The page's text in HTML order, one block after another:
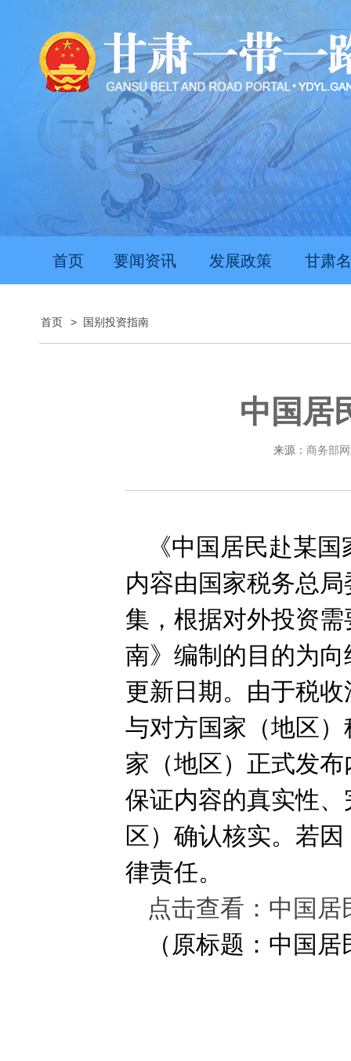
首页 要闻资讯 发展政策 甘肃
首页 > 国别投资指南
中国居
来源： 商务部
《中国居民赴某
内容由国家税务总
集，根据对外投资
南》编制的目的为
更新日期。由于税
与对方国家（地区
家（地区）正式发
保证内容的真实性
区）确认核实。若
律责任。
点击查看：中国
（原标题：中国